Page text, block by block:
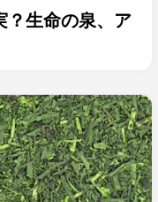
？生命の泉、ア